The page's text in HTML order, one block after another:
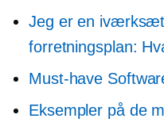
Jeg er en
forretningsplan:
Must-have
Eksempler på de